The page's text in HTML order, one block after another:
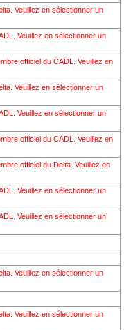
Veuillez en sélectionner un
Veuillez en sélectionner un
officiel du CADL. Veuillez en
Veuillez en sélectionner un
Veuillez en sélectionner un
officiel du CADL. Veuillez en
officiel du Delta. Veuillez en
Veuillez en sélectionner un
Veuillez en sélectionner un
Veuillez en sélectionner un
Veuillez en sélectionner un